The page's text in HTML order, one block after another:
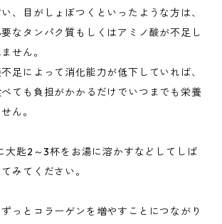
、目がしょぼつくといったような方は、
なタンパク質もしくはアミノ酸が不足し
せん。
足によって消化能力が低下していれば、
ても負担がかかるだけでいつまでも栄養
ん。
大匙2～3杯をお湯に溶かすなどしてしば
みてください。
っとコラーゲンを増やすことにつながり